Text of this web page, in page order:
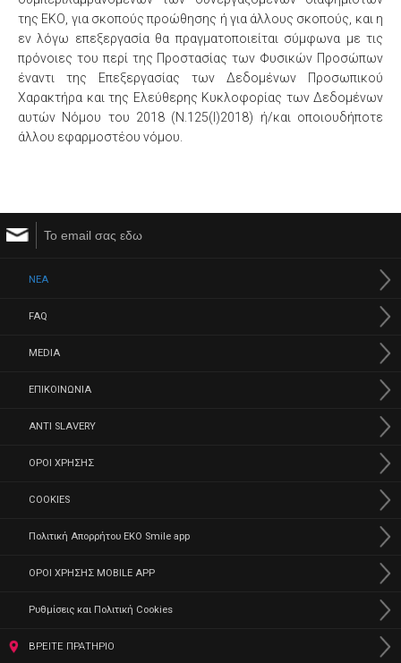
της ΕΚΟ, για σκοπούς προώθησης ή για άλλους σκοπούς, και η
εν λόγω επεξεργασία θα πραγματοποιείται σύμφωνα με τις
πρόνοιες του περί της Προστασίας των Φυσικών Προσώπων
έναντι της Επεξεργασίας των Δεδομένων Προσωπικού
Χαρακτήρα και της Ελεύθερης Κυκλοφορίας των Δεδομένων
αυτών Νόμου του 2018 (Ν.125(Ι)2018) ή/και οποιουδήποτε
άλλου εφαρμοστέου νόμου.